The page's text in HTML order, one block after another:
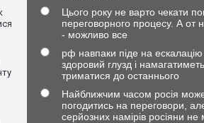
Цього року не варто чекати
переговорного процесу. А от
- можливо все
рф навпаки піде на
здоровий глузд і
триматися до останнього
Найближчим часом росія
погодитись на переговори,
серйозних намірів росіяни не